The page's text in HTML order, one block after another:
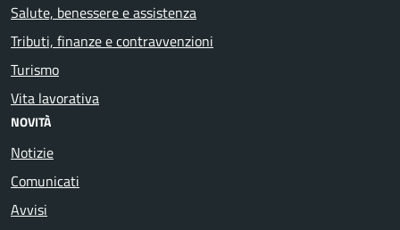
Salute, benessere e assistenza
Tributi, finanze e contravvenzioni
Turismo
Vita lavorativa
NOVITÀ
Notizie
Comunicati
Avvisi